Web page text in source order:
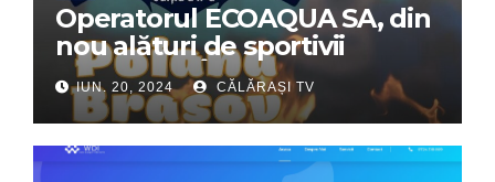
Operatorul ECOAQUA SA, din
nou alături de sportivii
călărășeni. Începe „Prima
Tabără”!
IUN. 20, 2024 CĂLĂRAȘI TV